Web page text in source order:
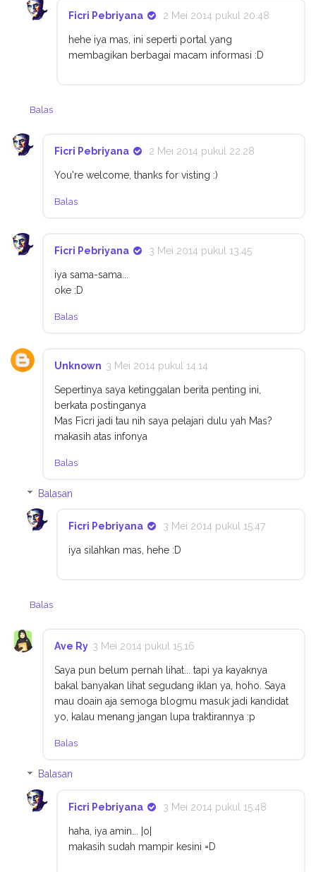
Ficri Pebriyana 2 Mei 2014 pukul 20.48
hehe iya mas, ini seperti portal yang
membagikan berbagai macam informasi :D
Balas
Ficri Pebriyana 2 Mei 2014 pukul 22.28
You're welcome, thanks for visting :)
Balas
Ficri Pebriyana 3 Mei 2014 pukul 13.45
iya sama-sama...
oke :D
Balas
Unknown 3 Mei 2014 pukul 14.14
Sepertinya saya ketinggalan berita penting ini,
berkata postinganya
Mas Ficri jadi tau nih saya pelajari dulu yah Mas?
makasih atas infonya
Balas
Balasan
Ficri Pebriyana 3 Mei 2014 pukul 15.47
iya silahkan mas, hehe :D
Balas
Ave Ry 3 Mei 2014 pukul 15.16
Saya pun belum pernah lihat... tapi ya kayaknya
bakal banyakan lihat segudang iklan ya, hoho. Saya
mau doain aja semoga blogmu masuk jadi kandidat
yo, kalau menang jangan lupa traktirannya :p
Balas
Balasan
Ficri Pebriyana 3 Mei 2014 pukul 15.48
haha, iya amin... |o|
makasih sudah mampir kesini =D